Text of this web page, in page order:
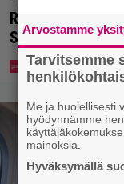
Renny Harlinin
Suomessa
Arvostamme
Tarvitsemme
Me ja huolellisesti
hyödynnämme
mainoksia.
Hyväksymällä